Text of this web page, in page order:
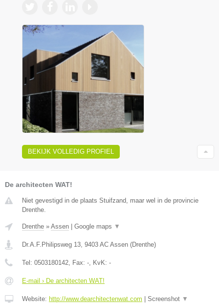
BEKIJK VOLLEDIG PROFIEL
De architecten WAT!
Niet gevestigd in de plaats Stuifzand, maar wel in de provincie
Drenthe.
Drenthe » Assen Google maps ▼
Dr.A.F.Philipsweg 13 9403 AC Assen (Drenthe)
Tel: 0503180142 , Fax: - , KvK: -
E-mail › De architecten WAT!
Website: http://www.dearchitectenwat.com Screenshot ▼